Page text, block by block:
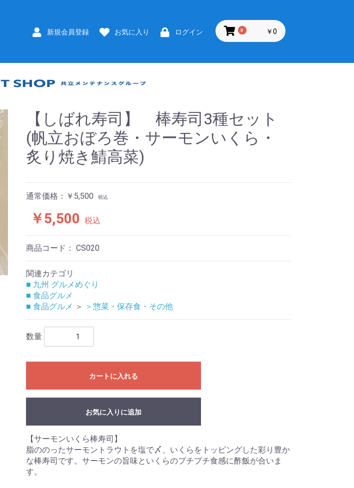
新規会員登録 お気に入り ログイン 0 ￥0
【しばれ寿司】 棒寿司3種セット
(帆立おぼろ巻・サーモンいくら・
炙り焼き鯖高菜)
通常価格：￥5,500 税込
￥5,500 税込
商品コード： CS020
関連カテゴリ
■ 九州 グルメめぐり
■ 食品グルメ
■ 食品グルメ ＞ ＞惣菜・保存食・その他
数量
カートに入れる
お気に入りに追加
【サーモンいくら棒寿司】
脂ののったサーモントラウトを塩で〆、いくらをトッピングした彩り豊か
な棒寿司です。サーモンの旨味といくらのプチプチ食感に酢飯が合いま
す。